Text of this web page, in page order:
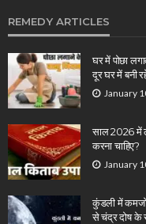
REMEDY ARTICLES
घर में पोछा
दूर घर में बनी
January
साल 2026 में
करना चाहिए?
January
कुंडली में कमजोर
से चंद्र दोष